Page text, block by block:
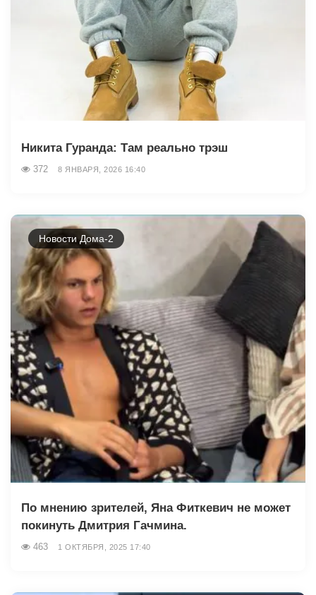
Никита Гуранда: Там реально трэш
372 8 ЯНВАРЯ, 2026 16:40
Новости Дома-2
По мнению зрителей, Яна Фиткевич не может
покинуть Дмитрия Гачмина.
463 1 ОКТЯБРЯ, 2025 17:40